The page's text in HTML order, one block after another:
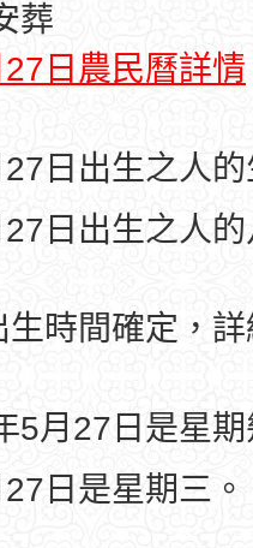
葬
日農民曆詳情
日出生之人
日出生之人
生時間確定，
5月27日是星
日是星期三。